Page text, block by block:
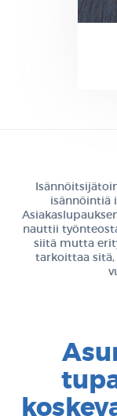
isännöintiä
nauttii
siitä mutta
tarkoittaa sitä,